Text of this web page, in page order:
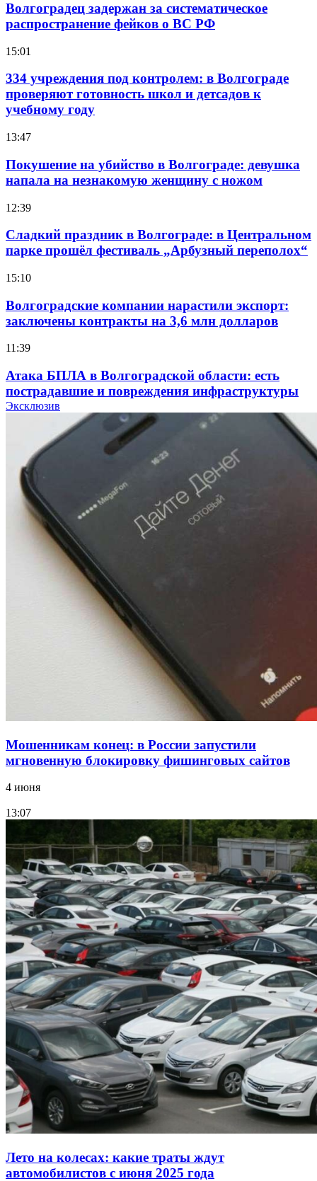
Волгоградец задержан за систематическое
распространение фейков о ВС РФ
15:01
334 учреждения под контролем: в Волгограде
проверяют готовность школ и детсадов к
учебному году
13:47
Покушение на убийство в Волгограде: девушка
напала на незнакомую женщину с ножом
12:39
Сладкий праздник в Волгограде: в Центральном
парке прошёл фестиваль „Арбузный переполох“
15:10
Волгоградские компании нарастили экспорт:
заключены контракты на 3,6 млн долларов
11:39
Атака БПЛА в Волгоградской области: есть
пострадавшие и повреждения инфраструктуры
Волгоградские вузы в топе зарплатного
рейтинга: ВолгГТУ и ВолгГМУ вошли в топ‑15
для химической отрасли и фармацевтики
18:39
В Красноармейском районе Волгограда стартует
конкурс на ремонт моста через Волго‑Донской
судоходный канал
Фестиваль #ТриЧетыре в Волгограде пройдёт
11–13 сентября в рамках Года единства народов
Эксклюзив
Мошенникам конец: в России запустили
мгновенную блокировку фишинговых сайтов
4 июня
13:07
Лето на колесах: какие траты ждут
автомобилистов с июня 2025 года